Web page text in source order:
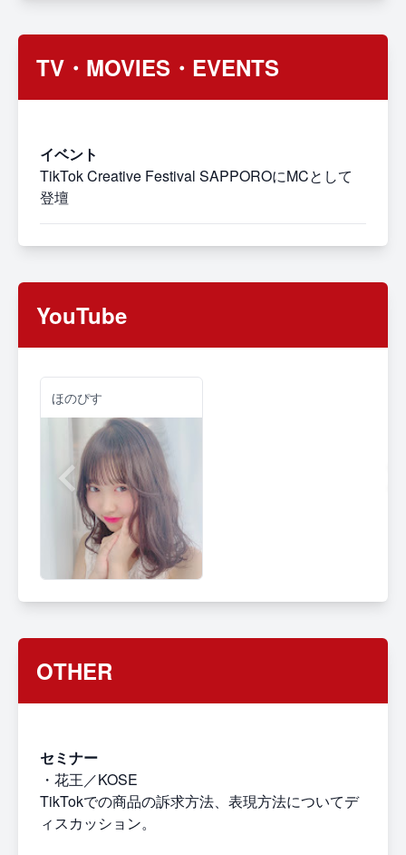
TV・MOVIES・EVENTS
イベント
TikTok Creative Festival SAPPOROにMCとして
登壇
YouTube
ほのぴす
OTHER
セミナー
・花王／KOSE
TikTokでの商品の訴求方法、表現方法についてデ
ィスカッション。